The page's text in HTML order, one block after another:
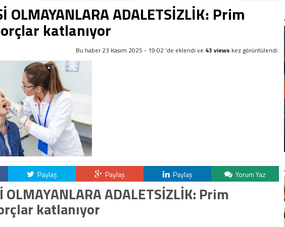
OLMAYANLARA ADALETSİZLİK: Prim
katlanıyor
Bu haber 23 Kasım 2025 - 19:02 'de eklendi ve 43 views kez görüntülendi.
Paylaş Paylaş Paylaş Yorum Yaz
OLMAYANLARA ADALETSİZLİK: Prim
katlanıyor